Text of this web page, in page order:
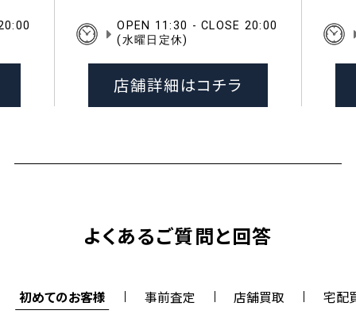
OPEN 11:30 - CLOSE 20:00
(水曜日定休)
店舗詳細はコチラ
よくあるご質問と回答
初めてのお客様 事前査定 店舗買取 宅配